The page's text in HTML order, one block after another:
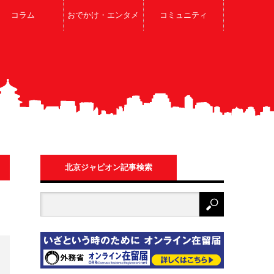
コラム おでかけ・エンタメ コミュニティ
北京ジャピオン記事検索